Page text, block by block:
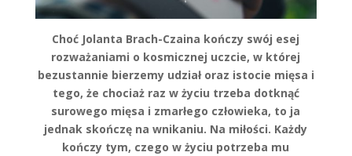
Choć Jolanta Brach-Czaina kończy swój esej
rozważaniami o kosmicznej uczcie, w której
bezustannie bierzemy udział oraz istocie mięsa i
tego, że chociaż raz w życiu trzeba dotknąć
surowego mięsa i zmarłego człowieka, to ja
jednak skończę na wnikaniu. Na miłości. Każdy
kończy tym, czego w życiu potrzeba mu